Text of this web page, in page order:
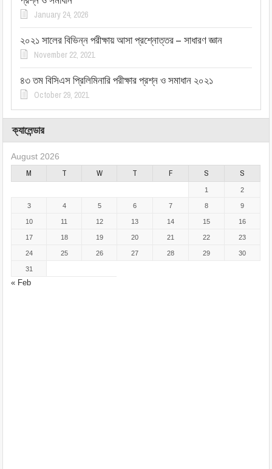
January 24, 2026
২০২১ সালের বিভিন্ন পরীক্ষায় আসা প্রশ্নোত্তর – সাধারণ জ্ঞান
November 22, 2021
৪৩ তম বিসিএস প্রিলিমিনারি পরীক্ষার প্রশ্ন ও সমাধান ২০২১
October 29, 2021
ক্যালেন্ডার
August 2026
M T W T F S S
« Feb
1 2
3 4 5 6 7 8 9
10 11 12 13 14 15 16
17 18 19 20 21 22 23
24 25 26 27 28 29 30
31